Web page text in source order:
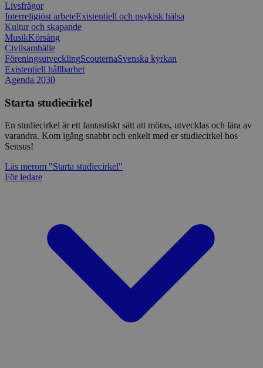
Livsfrågor
Interreligiöst arbeteExistentiell och psykisk hälsa
Kultur och skapande
MusikKörsång
Civilsamhälle
FöreningsutvecklingScouternaSvenska kyrkan
Existentiell hållbarhet
Agenda 2030
Starta studiecirkel
En studiecirkel är ett fantastiskt sätt att mötas, utvecklas och lära av
varandra. Kom igång snabbt och enkelt med er studiecirkel hos
Sensus!
Läs merom "Starta studiecirkel"
För ledare